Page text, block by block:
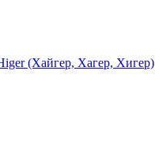
(Хайгер, Хагер, Хигер)